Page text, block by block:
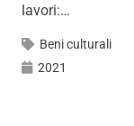
lavori:…
Beni culturali
2021